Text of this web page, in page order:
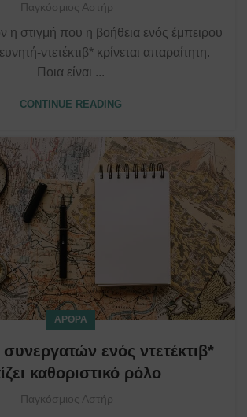
Παγκόσμιος Αστήρ
η στιγμή που η βοήθεια ενός έμπειρου
ντετέκτιβ* κρίνεται απαραίτητη.
Ποια είναι ...
CONTINUE READING
ΆΡΘΡΑ
ενός ντετέκτιβ*
καθοριστικό ρόλο
Παγκόσμιος Αστήρ